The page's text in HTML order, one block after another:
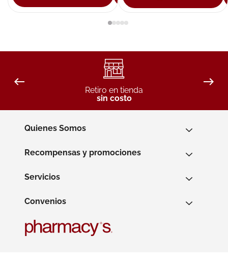
Retiro en tienda
sin costo
Quienes Somos
Recompensas y promociones
Servicios
Convenios